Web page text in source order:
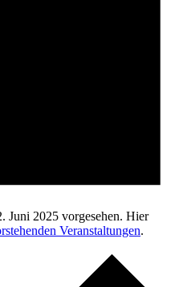
Juni 2025 vorgesehen. Hier
Veranstaltungen.